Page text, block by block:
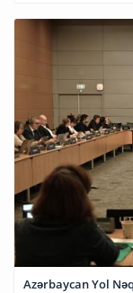
Azərbaycan Yol